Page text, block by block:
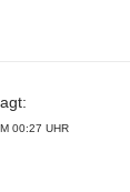
00:27 UHR